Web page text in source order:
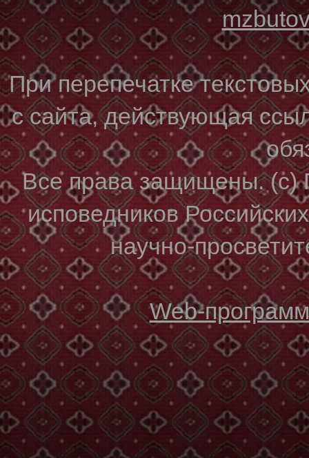
При перепечатке
с сайта, действующая
Все права защищены. (с)
исповедников
научно-
Web-